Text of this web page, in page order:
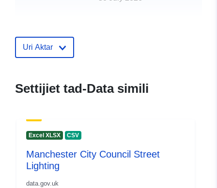
Uri Aktar
Settijiet tad-Data simili
Excel XLSX CSV
Manchester City Council Street
Lighting
data.gov.uk